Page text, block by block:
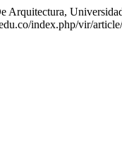
Arquitectura,
index.php/vir/